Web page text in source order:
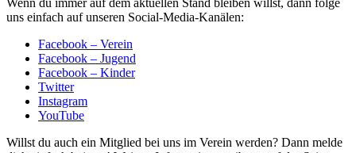
Wenn du immer auf dem aktuellen Stand bleiben willst, dann folge
uns einfach auf unseren Social-Media-Kanälen:
Facebook – Verein
Facebook – Jugend
Facebook – Kinder
Twitter
Instagram
YouTube
Willst du auch ein Mitglied bei uns im Verein werden? Dann melde